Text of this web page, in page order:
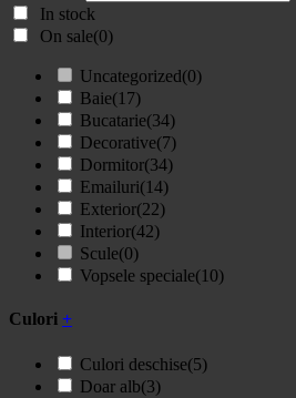
In stock
On sale(0)
Uncategorized(0)
Baie(17)
Bucatarie(34)
Decorative(7)
Dormitor(34)
Emailuri(14)
Exterior(22)
Interior(42)
Scule(0)
Vopsele speciale(10)
Culori +
Culori deschise(5)
Doar alb(3)